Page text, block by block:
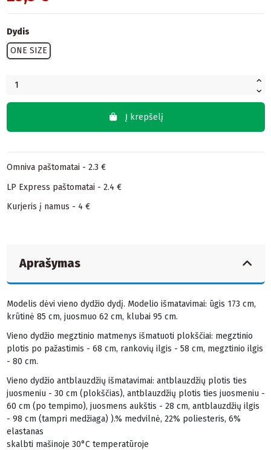
Dydis
ONE SIZE
Į krepšelį
Omniva paštomatai - 2.3 €
LP Express paštomatai - 2.4 €
Kurjeris į namus - 4 €
Aprašymas
Modelis dėvi vieno dydžio dydį. Modelio išmatavimai: ūgis 173 cm,
krūtinė 85 cm, juosmuo 62 cm, klubai 95 cm.
Vieno dydžio megztinio matmenys išmatuoti plokščiai: megztinio
plotis po pažastimis - 68 cm, rankovių ilgis - 58 cm, megztinio ilgis
- 80 cm.
Vieno dydžio antblauzdžių išmatavimai: antblauzdžių plotis ties
juosmeniu - 30 cm (plokščias), antblauzdžių plotis ties juosmeniu -
60 cm (po tempimo), juosmens aukštis - 28 cm, antblauzdžių ilgis
- 98 cm (tampri medžiaga) ).% medvilnė, 22% poliesteris, 6%
elastanas
skalbti mašinoje 30°C temperatūroje